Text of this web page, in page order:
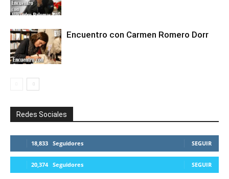
Encuentro con Carmen Romero Dorr
Redes Sociales
18,833 Seguidores SEGUIR
20,374 Seguidores SEGUIR